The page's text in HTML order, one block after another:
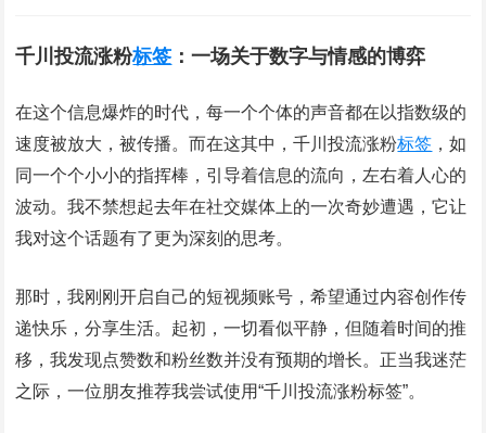
千川投流涨粉标签 ：一场关于数字与情感的博弈
在这个信息爆炸的时代，每一个个体的声音都在以指数级的
速度被放大，被传播。而在这其中，千川投流涨粉标签 ，如
同一个个小小的指挥棒，引导着信息的流向，左右着人心的
波动。我不禁想起去年在社交媒体上的一次奇妙遭遇，它让
我对这个话题有了更为深刻的思考。
那时，我刚刚开启自己的短视频账号，希望通过内容创作传
递快乐，分享生活。起初，一切看似平静，但随着时间的推
移，我发现点赞数和粉丝数并没有预期的增长。正当我迷茫
之际，一位朋友推荐我尝试使用“千川投流涨粉标签”。